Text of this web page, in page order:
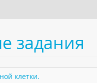
задания
клетки.